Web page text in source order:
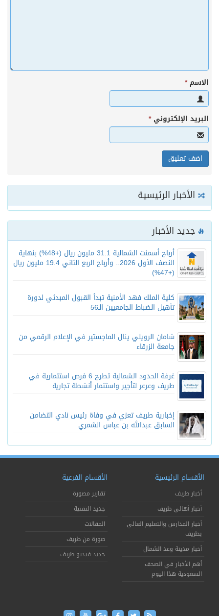
الاسم*
البريد الإلكتروني*
الأخبار الرئيسية
جديد الأخبار
أرباح أسمنت الشمالية 31.1 مليون ريال (+48%) بنهاية
النصف الأول 2026.. وأرباح الربع الثاني 19.4 مليون ريال
(+47%)
كلية الملك فهد الأمنية تبدأ القبول المبدئي لدورة
تأهيل الضباط الجامعيين الـ56
شامان الرويلي ينال الماجستير في الإعلام الرقمي من
جامعة الزرقاء
غرفة الحدود الشمالية تطرح 6 فرص استثمارية في
طريف وعرعر لتأجير واستثمار أنشطة تجارية
إخبارية طريف تعزي في وفاة رئيس نادي التضامن
السابق عبدالله بن عباس الشمري
الأقسام الرئيسية
أخبار طريف
أخبار أهالي طريف
أخبار المدارس والتعليم العالي
بطريف
أخبار مدينة وعد الشمال
أهم الأخبار في الصحف
السعودية هذا اليوم
الأقسام الفرعية
تقارير مصورة
جديد التقنية
المقالات
صورة من طريف
جديد فيديو طريف